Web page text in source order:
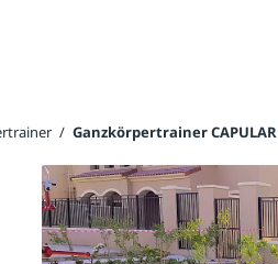
/ Ganzkörpertrainer CAPULAR